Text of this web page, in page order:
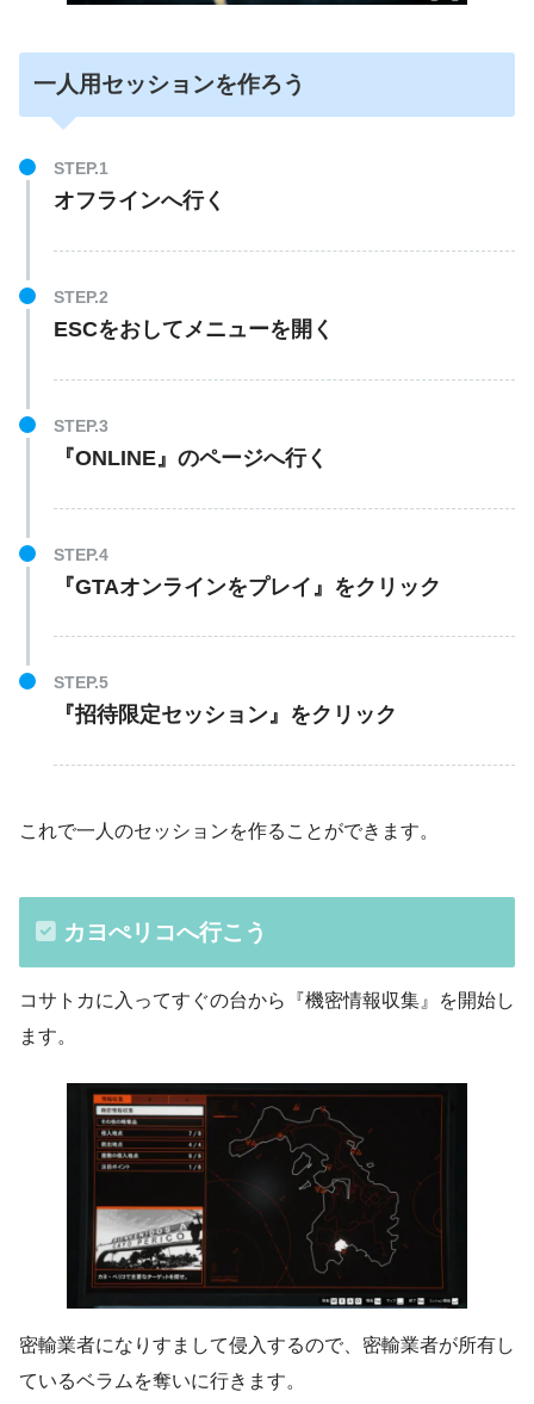
一人用セッションを作ろう
オフラインへ行く
ESCをおしてメニューを開く
『ONLINE』のページへ行く
『GTAオンラインをプレイ』をクリック
『招待限定セッション』をクリック
これで一人のセッションを作ることができます。
カヨぺリコへ行こう
コサトカに入ってすぐの台から『機密情報収集』を開始し
ます。
密輸業者になりすまして侵入するので、密輸業者が所有し
ているベラムを奪いに行きます。